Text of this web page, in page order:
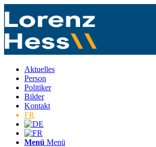
Aktuelles
Person
Politiker
Bilder
Kontakt
FR
Menü Menü